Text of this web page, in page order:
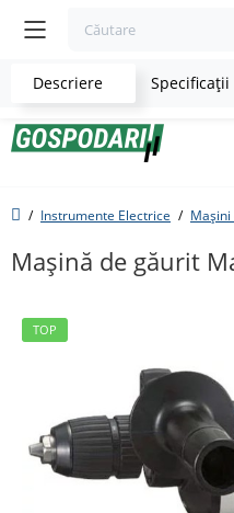
Instrumente Electrice
Maşină de găurit
TOP
Descriere Specificaţii